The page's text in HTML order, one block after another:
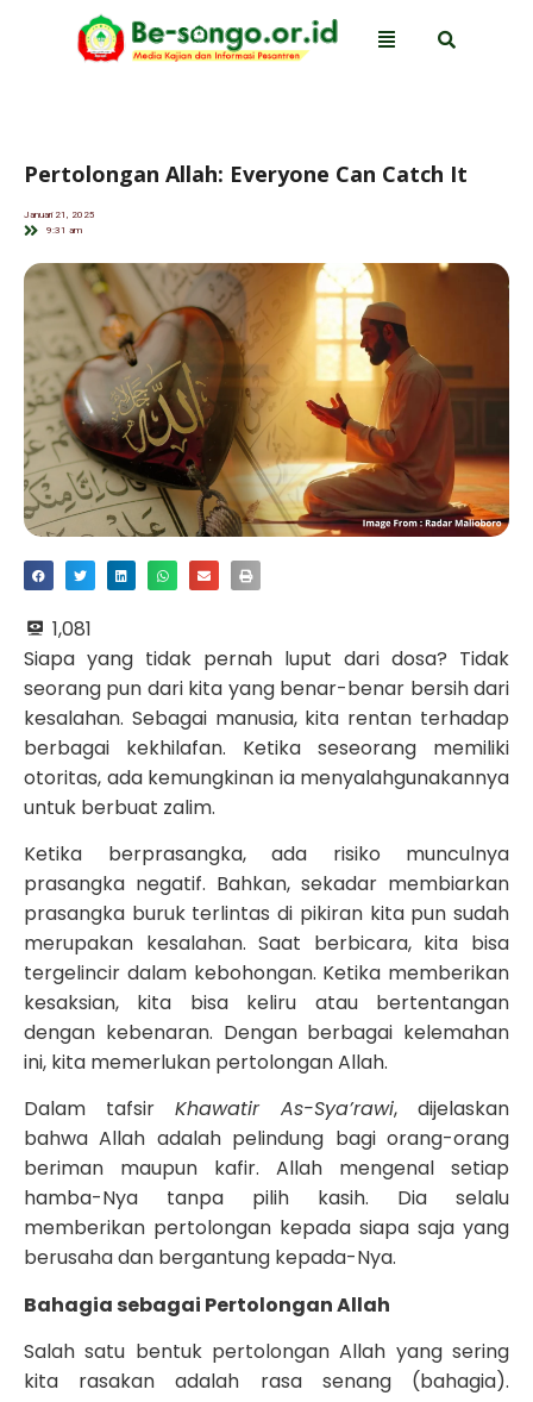
Pertolongan Allah: Everyone Can Catch It
Januari 21, 2025
9:31 am
1,081
Siapa yang tidak pernah luput dari dosa? Tidak
seorang pun dari kita yang benar-benar bersih dari
kesalahan. Sebagai manusia, kita rentan terhadap
berbagai kekhilafan. Ketika seseorang memiliki
otoritas, ada kemungkinan ia menyalahgunakannya
untuk berbuat zalim.
Ketika berprasangka, ada risiko munculnya
prasangka negatif. Bahkan, sekadar membiarkan
prasangka buruk terlintas di pikiran kita pun sudah
merupakan kesalahan. Saat berbicara, kita bisa
tergelincir dalam kebohongan. Ketika memberikan
kesaksian, kita bisa keliru atau bertentangan
dengan kebenaran. Dengan berbagai kelemahan
ini, kita memerlukan pertolongan Allah.
Dalam tafsir Khawatir As-Sya’rawi, dijelaskan
bahwa Allah adalah pelindung bagi orang-orang
beriman maupun kafir. Allah mengenal setiap
hamba-Nya tanpa pilih kasih. Dia selalu
memberikan pertolongan kepada siapa saja yang
berusaha dan bergantung kepada-Nya.
Bahagia sebagai Pertolongan Allah
Salah satu bentuk pertolongan Allah yang sering
kita rasakan adalah rasa senang (bahagia).